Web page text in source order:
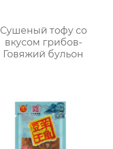
Сушеный тофу со
вкусом грибов-
Говяжий бульон